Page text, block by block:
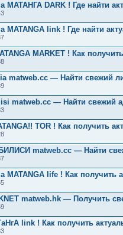
МАТАНГА DARK ! Где найти
MATANGA link ! Где найти
MARKET ! Как
matweb.cc — Найти свежий
matweb.cc — Найти свежий
TOR ! Как получить
matweb.cc — Найти
MATANGA life ! Как получить
matweb.hk — Получить
link ! Как получить